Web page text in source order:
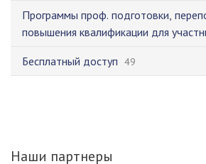
Программы проф. подготовки,
повышения квалификации для
Бесплатный доступ 49
Наши партнеры